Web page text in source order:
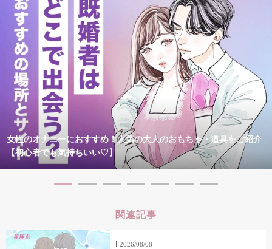
女性のオナニーにおすすめ！人気の大人のおもちゃ・道具をご紹介
【初心者でも気持ちいい♡】
関連記事
2026/08/08